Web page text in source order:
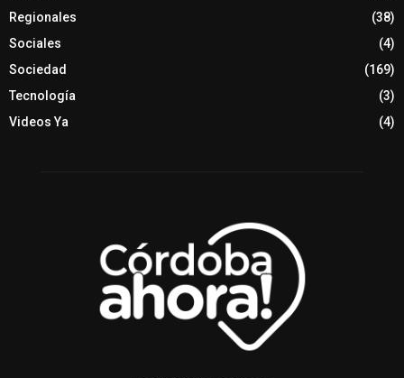
Regionales
(38)
Sociales
(4)
Sociedad
(169)
Tecnología
(3)
Videos Ya
(4)